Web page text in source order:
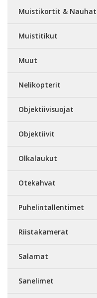
Muistikortit & Nauhat
Muistitikut
Muut
Nelikopterit
Objektiivisuojat
Objektiivit
Olkalaukut
Otekahvat
Puhelintallentimet
Riistakamerat
Salamat
Sanelimet